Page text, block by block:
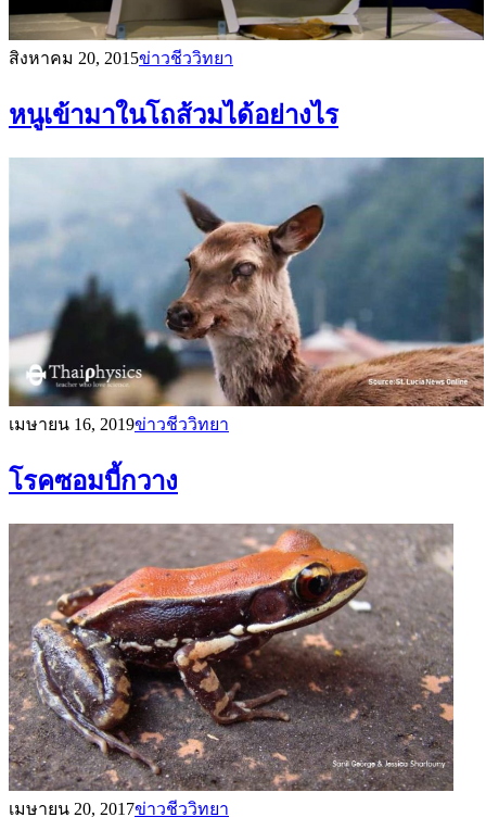
สิงหาคม 20, 2015ข่าวชีววิทยา
หนูเข้ามาในโถส้วมได้อย่างไร
เมษายน 16, 2019ข่าวชีววิทยา
โรคซอมบี้กวาง
เมษายน 20, 2017ข่าวชีววิทยา